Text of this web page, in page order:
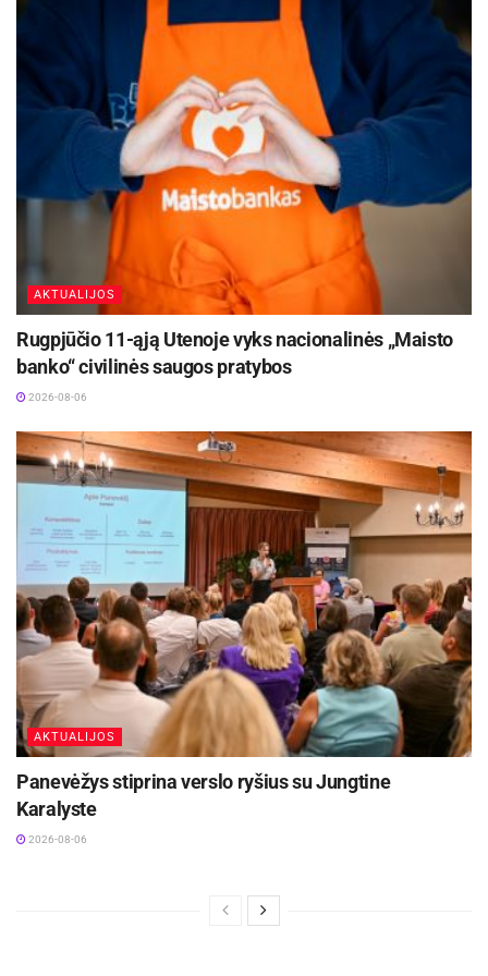
Dėl papildomų klausimų prašome kreiptis į Valdą
Talačką, Ignalinos rajono Savivaldybės
administracijos Teisės ir civilinės metrikacijos
skyriaus vyresnįjį specialistą tel.: 8 386 52 651
arba el. paštu valdas.talacka@ignalina.lt .
Šaltinis: Ignalinos rajono savivaldybė
AKTUALIJOS
Rugpjūčio 11-ąją Utenoje vyks nacionalinės „Maisto
banko“ civilinės saugos pratybos
2026-08-06
AKTUALIJOS
Panevėžys stiprina verslo ryšius su Jungtine
Karalyste
2026-08-06